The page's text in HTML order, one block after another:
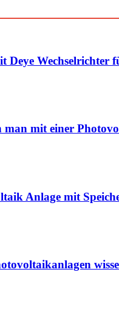
Deye
man mit einer
Anlage mit